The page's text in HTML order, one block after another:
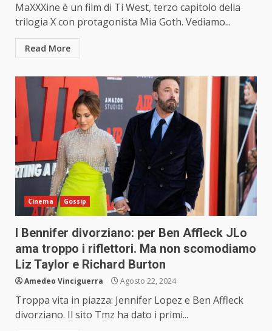
MaXXXine è un film di Ti West, terzo capitolo della
trilogia X con protagonista Mia Goth. Vediamo...
Read More
Cinema Gossip
I Bennifer divorziano: per Ben Affleck JLo
ama troppo i riflettori. Ma non scomodiamo
Liz Taylor e Richard Burton
Amedeo Vinciguerra Agosto 22, 2024
Troppa vita in piazza: Jennifer Lopez e Ben Affleck
divorziano. Il sito Tmz ha dato i primi...